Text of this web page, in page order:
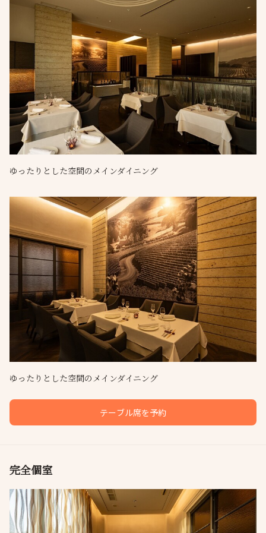
ゆったりとした空間のメインダイニング
ゆったりとした空間のメインダイニング
テーブル席を予約
完全個室